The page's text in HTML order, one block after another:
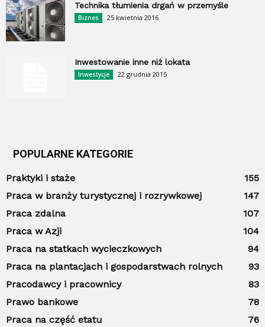
Technika tłumienia drgań w przemyśle
Biznes 25 kwietnia 2016
Inwestowanie inne niż lokata
Inwestycje 22 grudnia 2015
POPULARNE KATEGORIE
Praktyki i staże
155
Praca w branży turystycznej i rozrywkowej
147
Praca zdalna
107
Praca w Azji
104
Praca na statkach wycieczkowych
94
Praca na plantacjach i gospodarstwach rolnych
93
Pracodawcy i pracownicy
83
Prawo bankowe
78
Praca na część etatu
76